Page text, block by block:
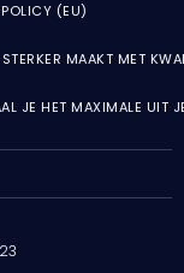
(EU)
MAAKT MET
JE HET MAXIMALE UIT